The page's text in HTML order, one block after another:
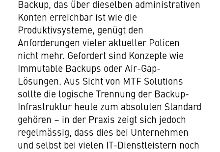
Backup, das über dieselben administrativen
Konten erreichbar ist wie die
Produktivsysteme, genügt den
Anforderungen vieler aktueller Policen
nicht mehr. Gefordert sind Konzepte wie
Immutable Backups oder Air-Gap-
Lösungen. Aus Sicht von MTF Solutions
sollte die logische Trennung der Backup-
Infrastruktur heute zum absoluten Standard
gehören – in der Praxis zeigt sich jedoch
regelmässig, dass dies bei Unternehmen
und selbst bei vielen IT-Dienstleistern noch